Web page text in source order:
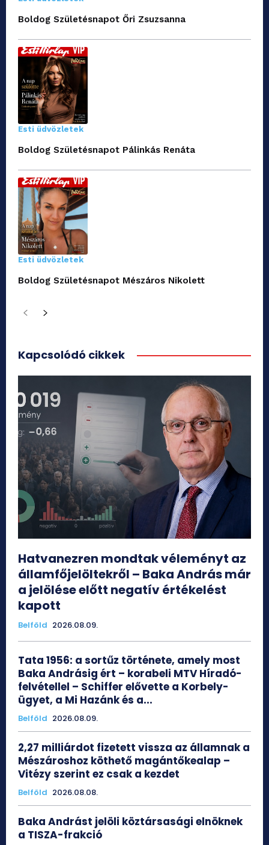
Boldog Születésnapot Őri Zsuzsanna
Esti üdvözletek
Boldog Születésnapot Pálinkás Renáta
Esti üdvözletek
Boldog Születésnapot Mészáros Nikolett
Kapcsolódó cikkek
Hatvanezren mondtak véleményt az
államfőjelöltekről – Baka András már
a jelölése előtt negatív értékelést
kapott
Belföld 2026.08.09.
Tata 1956: a sortűz története, amely most
Baka Andrásig ért – korabeli MTV Híradó-
felvétellel – Schiffer elővette a Korbely-
ügyet, a Mi Hazánk és a...
Belföld 2026.08.09.
2,27 milliárdot fizetett vissza az államnak a
Mészároshoz köthető magántőkealap –
Vitézy szerint ez csak a kezdet
Belföld 2026.08.08.
Baka Andrást jelöli köztársasági elnöknek
a TISZA-frakció